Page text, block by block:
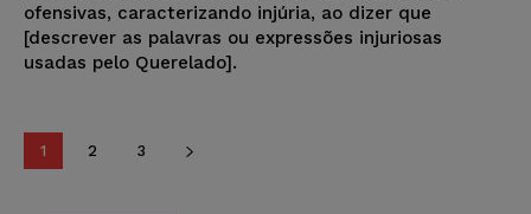
ofensivas, caracterizando injúria, ao dizer que
[descrever as palavras ou expressões injuriosas
usadas pelo Querelado].
1 2 3